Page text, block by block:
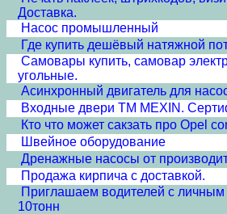
Доставка.
Насос промышленный
Где купить дешёвый натяжной
Самовары купить, самовар
угольные.
Асинхронный двигатель для
Входные двери ТМ MEXIN.
Кто что может сакзать про Opel
Швейное оборудование
Дренажные насосы от
Продажа кирпича с доставкой.
Приглашаем водителей с личным
10тонн